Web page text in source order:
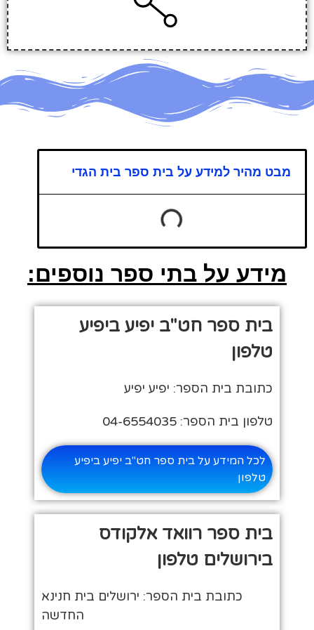
מבט מהיר למידע על בית ספר בית הגדי
מידע על בתי ספר נוספים:
בית ספר חט"ב יפיע ביפיע
טלפון
כתובת בית הספר: יפיע יפיע
טלפון בית הספר: 04-6554035
לכל המידע על בית ספר חט"ב יפיע ביפיע
טלפון
בית ספר רוואד אלקודס
בירושלים טלפון
כתובת בית הספר: ירושלים בית חנינא
החדשה